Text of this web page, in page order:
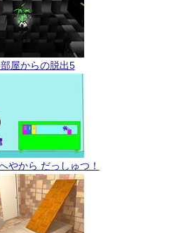
屋からの脱出5
やから だっしゅつ！